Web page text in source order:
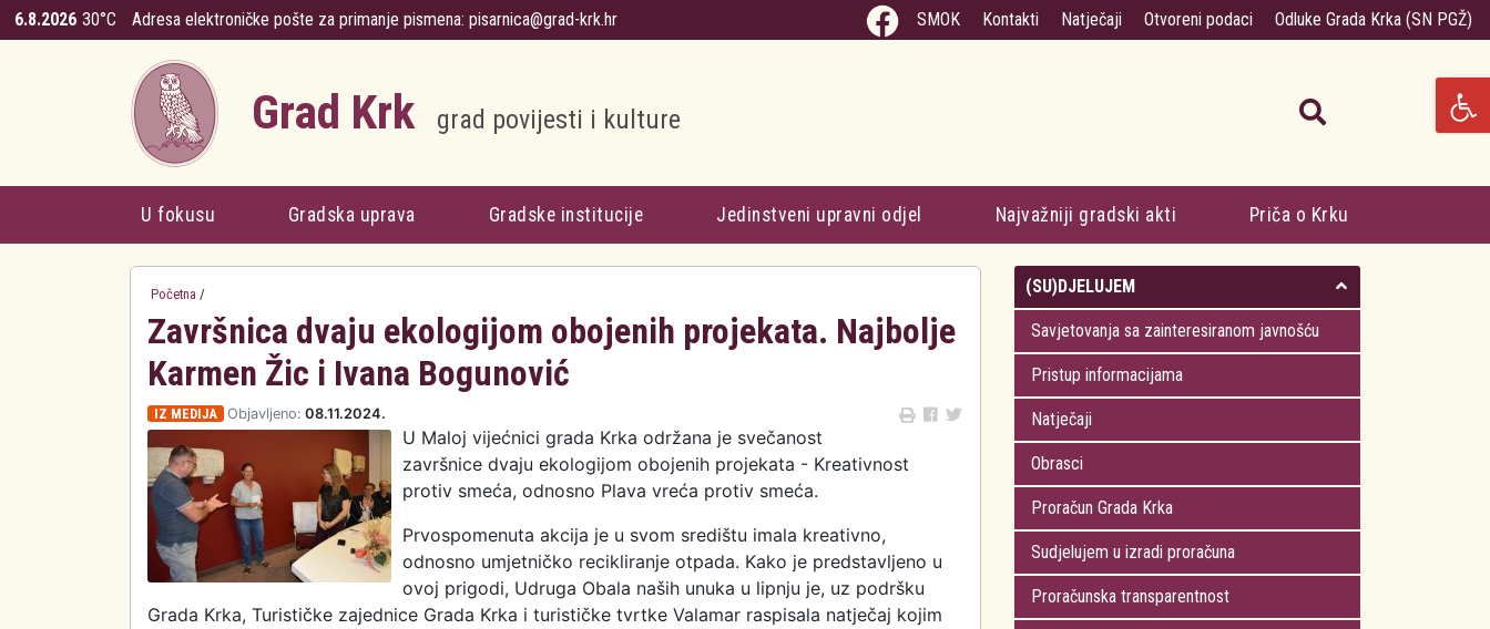
Skoči na glavni sadržaj
6.8.2026 30°C Adresa elektroničke pošte za primanje pismena: pisarnica@grad-krk.hr SMOK Kontakti Natječaji Otvoreni podaci Odluke Grada Krka (SN PGŽ)
Grad Krk grad povijesti i kulture
U fokusu Gradska uprava Gradske institucije Jedinstveni upravni odjel Najvažniji gradski akti Priča o Krku
Početna /
Završnica dvaju ekologijom obojenih projekata. Najbolje
Karmen Žic i Ivana Bogunović
IZ MEDIJA Objavljeno: 08.11.2024.
U Maloj vijećnici grada Krka održana je svečanost
završnice dvaju ekologijom obojenih projekata - Kreativnost
protiv smeća, odnosno Plava vreća protiv smeća.
Prvospomenuta akcija je u svom središtu imala kreativno,
odnosno umjetničko recikliranje otpada. Kako je predstavljeno u
ovoj prigodi, Udruga Obala naših unuka u lipnju je, uz podršku
Grada Krka, Turističke zajednice Grada Krka i turističke tvrtke Valamar raspisala natječaj kojim
(SU)DJELUJEM
Savjetovanja sa zainteresiranom javnošću
Pristup informacijama
Natječaji
Obrasci
Proračun Grada Krka
Sudjelujem u izradi proračuna
Proračunska transparentnost